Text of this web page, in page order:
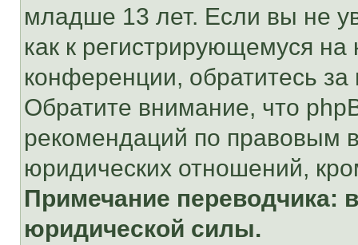
младше 13 лет. Если вы не
как к регистрирующемуся
конференции, обратитесь
Обратите внимание, что
рекомендаций по правовым
юридических отношений,
Примечание переводчика:
юридической силы.